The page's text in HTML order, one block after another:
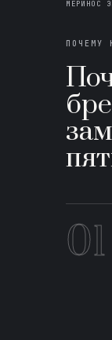
МЕРИНОС
ПОЧЕМУ
01